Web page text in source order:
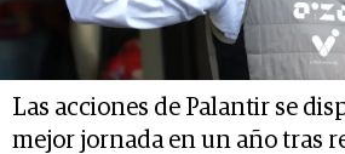
Las acciones de Palantir se
mejor jornada en un año tras